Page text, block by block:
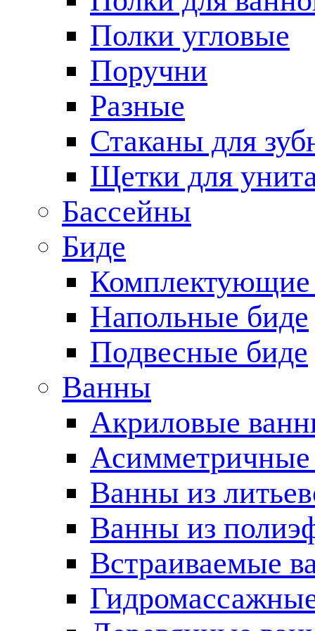
Полки угловые
Поручни
Разные
Стаканы для
Щетки для
Бассейны
Биде
Комплектующие
Напольные биде
Подвесные биде
Ванны
Акриловые
Ванны из
Ванны из
Встраиваемые